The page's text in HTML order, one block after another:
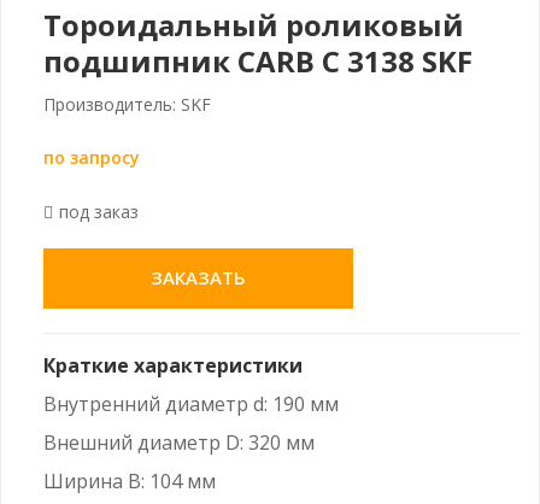
Тороидальный роликовый
подшипник CARB C 3138 SKF
Производитель: SKF
по запросу
под заказ
ЗАКАЗАТЬ
Краткие характеристики
Внутренний диаметр d: 190 мм
Внешний диаметр D: 320 мм
Ширина B: 104 мм